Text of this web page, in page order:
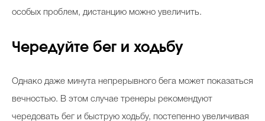
особых проблем, дистанцию можно увеличить.
Чередуйте бег и ходьбу
Однако даже минута непрерывного бега может показаться
вечностью. В этом случае тренеры рекомендуют
чередовать бег и быструю ходьбу, постепенно увеличивая